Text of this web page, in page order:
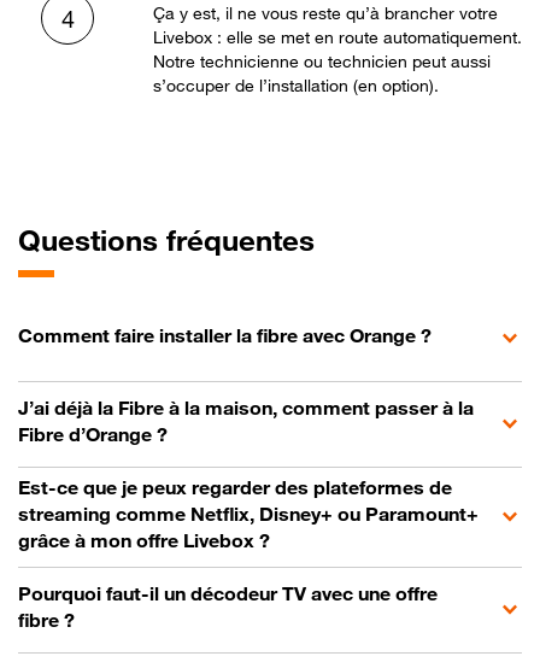
4
Ça y est, il ne vous reste qu’à brancher votre
Livebox : elle se met en route automatiquement.
Notre technicienne ou technicien peut aussi
s’occuper de l’installation (en option).
Questions fréquentes
Comment faire installer la fibre avec Orange ?
J’ai déjà la Fibre à la maison, comment passer à la
Fibre d’Orange ?
Est-ce que je peux regarder des plateformes de
streaming comme Netflix, Disney+ ou Paramount+
grâce à mon offre Livebox ?
Pourquoi faut-il un décodeur TV avec une offre
fibre ?